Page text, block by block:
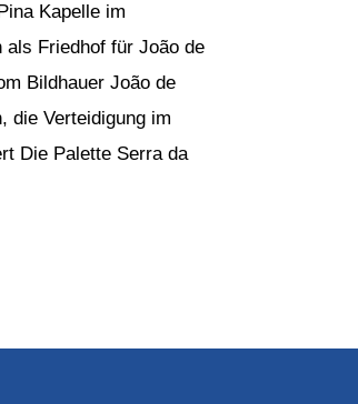
Kapelle im
Friedhof für João de
Bildhauer João de
die Verteidigung im
Die Palette Serra da